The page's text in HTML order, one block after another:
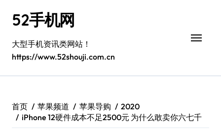
52手机网
大型手机资讯类网站！
https://www.52shouji.com.cn
首页 苹果频道 苹果导购
2020
iPhone 12硬件成本不足2500元 为什么敢卖你六七千